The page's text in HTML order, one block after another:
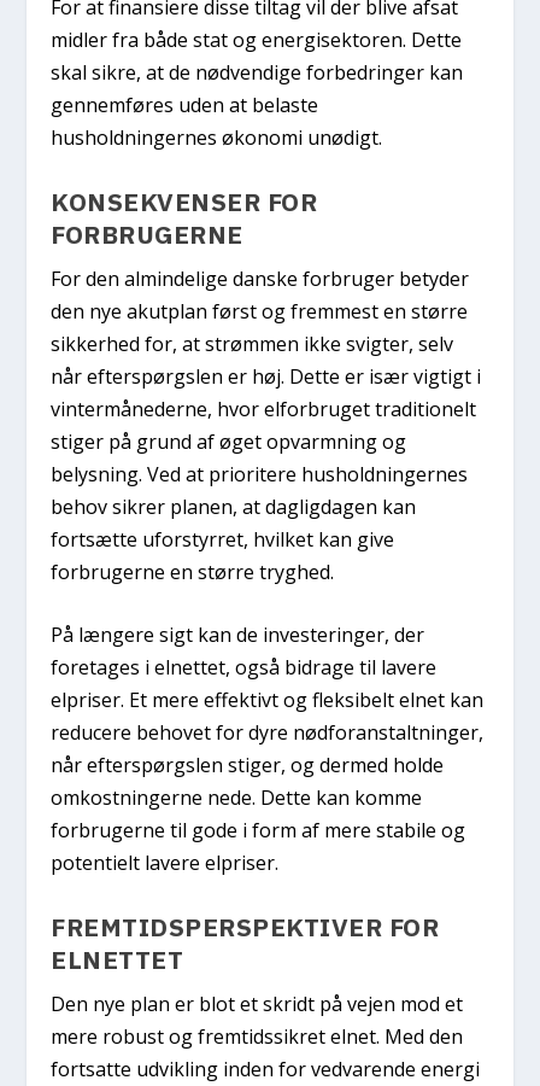
For at finansiere disse tiltag vil der blive afsat
midler fra både stat og energisektoren. Dette
skal sikre, at de nødvendige forbedringer kan
gennemføres uden at belaste
husholdningernes økonomi unødigt.
KONSEKVENSER FOR
FORBRUGERNE
For den almindelige danske forbruger betyder
den nye akutplan først og fremmest en større
sikkerhed for, at strømmen ikke svigter, selv
når efterspørgslen er høj. Dette er især vigtigt i
vintermånederne, hvor elforbruget traditionelt
stiger på grund af øget opvarmning og
belysning. Ved at prioritere husholdningernes
behov sikrer planen, at dagligdagen kan
fortsætte uforstyrret, hvilket kan give
forbrugerne en større tryghed.
På længere sigt kan de investeringer, der
foretages i elnettet, også bidrage til lavere
elpriser. Et mere effektivt og fleksibelt elnet kan
reducere behovet for dyre nødforanstaltninger,
når efterspørgslen stiger, og dermed holde
omkostningerne nede. Dette kan komme
forbrugerne til gode i form af mere stabile og
potentielt lavere elpriser.
FREMTIDSPERSPEKTIVER FOR
ELNETTET
Den nye plan er blot et skridt på vejen mod et
mere robust og fremtidssikret elnet. Med den
fortsatte udvikling inden for vedvarende energi